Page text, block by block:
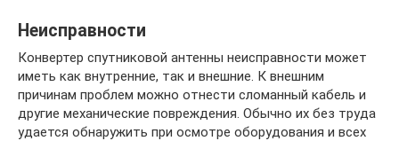
Неисправности
Конвертер спутниковой антенны неисправности может
иметь как внутренние, так и внешние. К внешним
причинам проблем можно отнести сломанный кабель и
другие механические повреждения. Обычно их без труда
удается обнаружить при осмотре оборудования и всех